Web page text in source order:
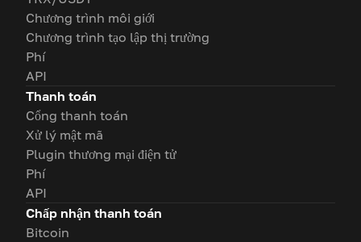
Chương trình môi giới
Chương trình tạo lập thị trường
Phí
API
Thanh toán
Cổng thanh toán
Xử lý mật mã
Plugin thương mại điện tử
Phí
API
Chấp nhận thanh toán
Bitcoin